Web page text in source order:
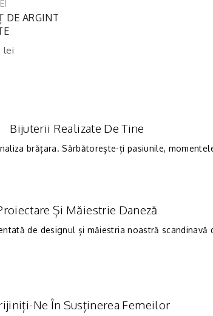
DE ARGINT
lei
Bijuterii Realizate De Tine
brățara. Sărbătorește-ți pasiunile,
Și Măiestrie Daneză
de designul și măiestria noastră scandinavă
Ne În Susținerea Femeilor